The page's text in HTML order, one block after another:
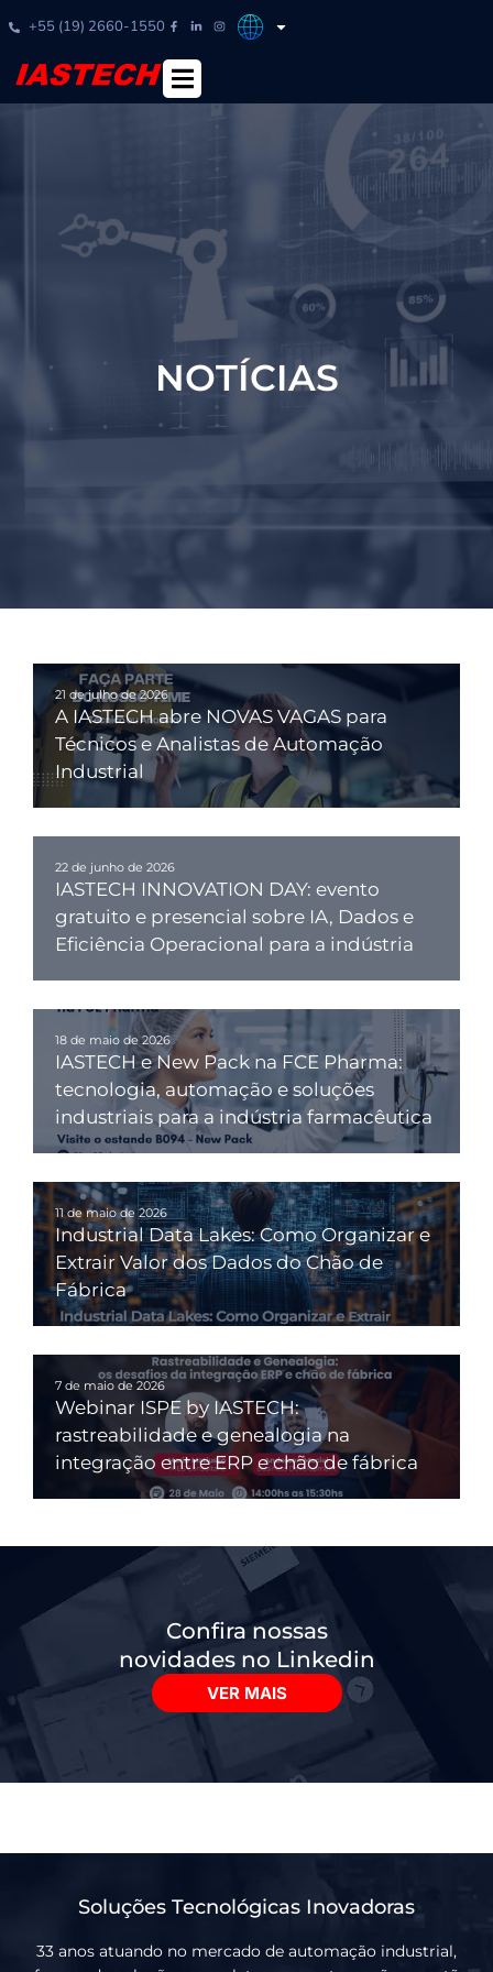
+55 (19) 2660-1550
NOTÍCIAS
21 de julho de 2026
A IASTECH abre NOVAS VAGAS para
Técnicos e Analistas de Automação
Industrial
22 de junho de 2026
IASTECH INNOVATION DAY: evento
gratuito e presencial sobre IA, Dados e
Eficiência Operacional para a indústria
18 de maio de 2026
IASTECH e New Pack na FCE Pharma:
tecnologia, automação e soluções
industriais para a indústria farmacêutica
11 de maio de 2026
Industrial Data Lakes: Como Organizar e
Extrair Valor dos Dados do Chão de
Fábrica
7 de maio de 2026
Webinar ISPE by IASTECH:
rastreabilidade e genealogia na
integração entre ERP e chão de fábrica
Confira nossas
novidades no Linkedin
VER MAIS
Soluções Tecnológicas Inovadoras
33 anos atuando no mercado de automação industrial,